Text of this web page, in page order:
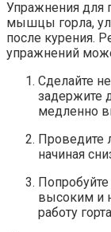
Упражнения для
мышцы горла,
после курения.
упражнений
Сделайте
задержите
медленно
Проведите
начиная
высоким и
работу